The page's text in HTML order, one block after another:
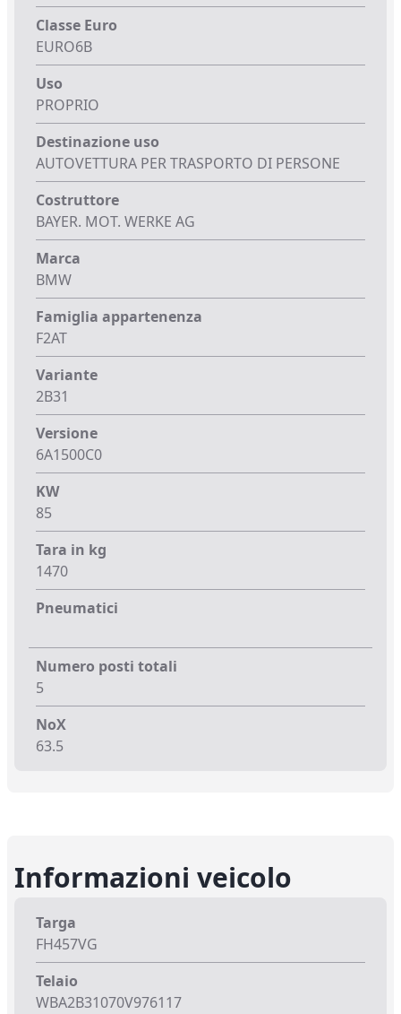
Classe Euro
EURO6B
Uso
PROPRIO
Destinazione uso
AUTOVETTURA PER TRASPORTO DI PERSONE
Costruttore
BAYER. MOT. WERKE AG
Marca
BMW
Famiglia appartenenza
F2AT
Variante
2B31
Versione
6A1500C0
KW
85
Tara in kg
1470
Pneumatici
Numero posti totali
5
NoX
63.5
Informazioni veicolo
Targa
FH457VG
Telaio
WBA2B31070V976117